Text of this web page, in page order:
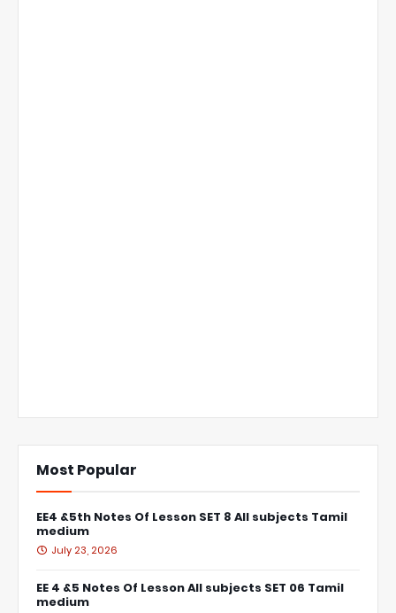
Most Popular
EE4 &5th Notes Of Lesson SET 8 All subjects Tamil
medium
July 23, 2026
EE 4 &5 Notes Of Lesson All subjects SET 06 Tamil
medium